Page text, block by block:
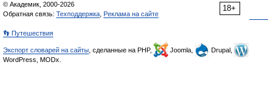
18+
© Академик, 2000-2026
Обратная связь: Техподдержка Реклама на сайте
👣 Путешествия
Экспорт словарей на сайты , сделанные на PHP, Joomla,
Drupal,
WordPress, MODx.